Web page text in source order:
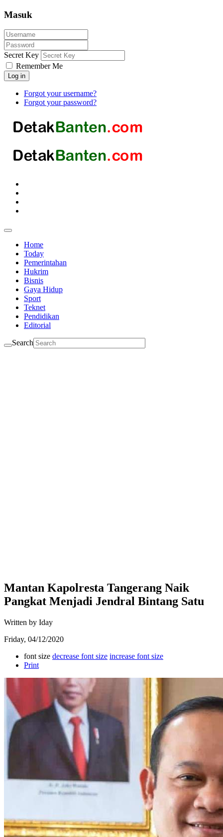
Masuk
Secret Key
Remember Me
Log in
Forgot your username?
Forgot your password?
Home
Today
Pemerintahan
Hukrim
Bisnis
Gaya Hidup
Sport
Teknet
Pendidikan
Editorial
Search
Mantan Kapolresta Tangerang Naik
Pangkat Menjadi Jendral Bintang Satu
Written by Iday
Friday, 04/12/2020
font size decrease font size increase font size
Print